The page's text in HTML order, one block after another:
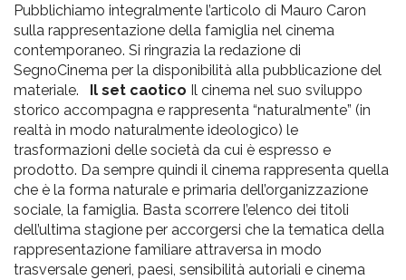
e
l'adolescenza
Pubblichiamo integralmente l’articolo di Mauro Caron
sulla rappresentazione della famiglia nel cinema
contemporaneo. Si ringrazia la redazione di
SegnoCinema per la disponibilità alla pubblicazione del
materiale. Il set caotico Il cinema nel suo sviluppo
storico accompagna e rappresenta “naturalmente” (in
realtà in modo naturalmente ideologico) le
trasformazioni delle società da cui è espresso e
prodotto. Da sempre quindi il cinema rappresenta quella
che è la forma naturale e primaria dell’organizzazione
sociale, la famiglia. Basta scorrere l’elenco dei titoli
dell’ultima stagione per accorgersi che la tematica della
rappresentazione familiare attraversa in modo
trasversale generi, paesi, sensibilità autoriali e cinema